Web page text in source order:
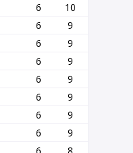
6
10
6
9
6
9
6
9
6
9
6
9
6
9
6
9